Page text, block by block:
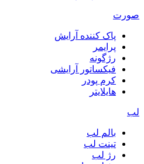
صورت
پاک کننده آرایش
پرایمر
رژگونه
فیکساتور آرایشی
کرم پودر
هایلایتر
لب
بالم لب
تینت لب
رژ لب